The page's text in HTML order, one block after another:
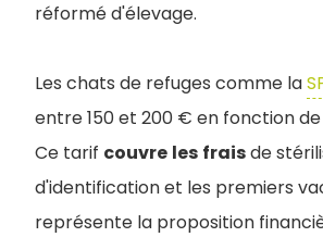
réformé d'élevage.
Les chats de refuges comme la
entre 150 et 200 € en fonction de
Ce tarif couvre les fraisde
d'identification et les premiers
représente la proposition